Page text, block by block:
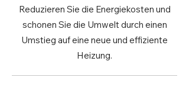
Reduzieren Sie die Energiekosten und
schonen Sie die Umwelt durch einen
Umstieg auf eine neue und effiziente
Heizung.